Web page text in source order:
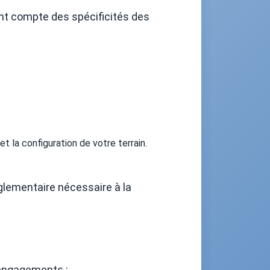
compte des spécificités des
la configuration de votre terrain.
nécessaire à la